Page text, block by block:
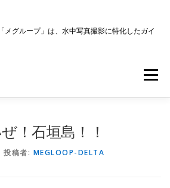
メグループ」は、水中写真撮影に特化したガイ
メニュー
！石垣島！！
投稿者: MEGLOOP-DELTA